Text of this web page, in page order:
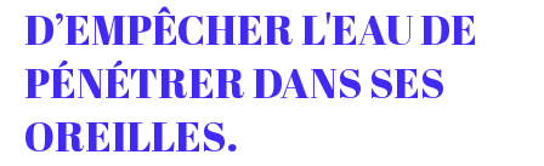
D’EMPÊCHER L'EAU DE
PÉNÉTRER DANS SES
OREILLES.